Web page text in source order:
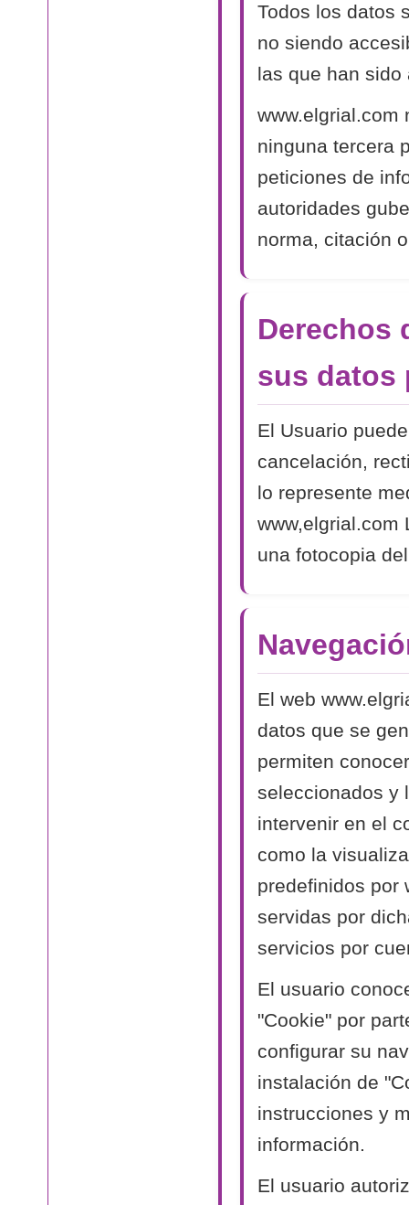
Todos los datos
no siendo
las que han sido
www.elgrial.com
ninguna tercera
peticiones de
autoridades
norma, citación
Derechos
sus datos
El Usuario
cancelación,
lo represente
www,elgrial.com
una fotocopia
El web
datos que se
permiten
seleccionados y
intervenir en el
como la
predefinidos por
servidas por
servicios por
El usuario
"Cookie" por
configurar su
instalación de
instrucciones y
información.
El usuario